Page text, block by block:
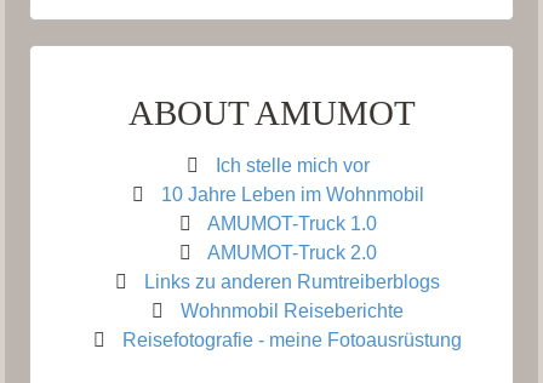
ABOUT AMUMOT
Ich stelle mich vor
10 Jahre Leben im Wohnmobil
AMUMOT-Truck 1.0
AMUMOT-Truck 2.0
Links zu anderen Rumtreiberblogs
Wohnmobil Reiseberichte
Reisefotografie - meine Fotoausrüstung